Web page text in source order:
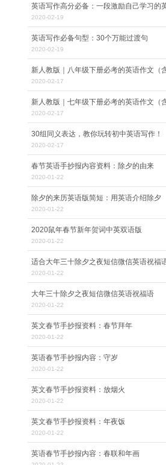
英语写作高分必备：一段激励自己学习的
2020-02-19
英语写作必备句型：30个万能过渡句
2020-02-19
新人教版｜八年级下册必考的英语作文（
2020-02-17
新人教版｜七年级下册必考的英语作文（
2020-02-17
30组同义表达，教你玩转初中英语写作！
2020-02-17
春节英语手抄报内容资料：除夕的由来
2020-01-22
除夕的来历英语版简短：用英语介绍除夕
2020-01-22
2020鼠年春节新年贺词中英双语版
2020-01-22
适合大年三十除夕之夜短信微信英语祝福
2020-01-22
大年三十除夕之夜短信微信英语祝福语
2020-01-22
英文春节手抄报资料：春节拜年
2020-01-22
英语春节手抄报内容：守岁
2020-01-22
英文春节手抄报资料：放烟火
2020-01-22
英文春节手抄报资料：年夜饭
2020-01-22
英语春节手抄报内容：春联和年画